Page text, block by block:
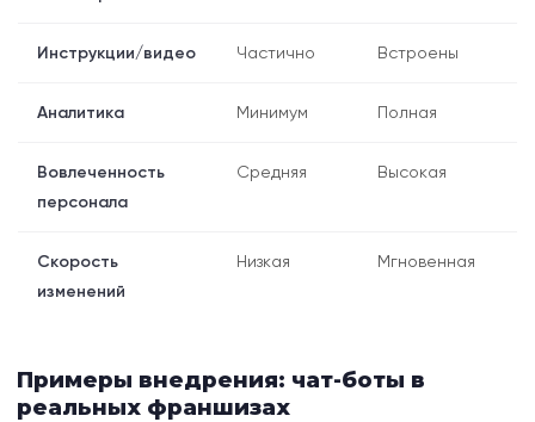
Инструкции/видео Частично Встроены
Аналитика Минимум Полная
Вовлеченность
персонала
Средняя Высокая
Скорость
изменений
Низкая Мгновенная
Примеры внедрения: чат-боты в
реальных франшизах